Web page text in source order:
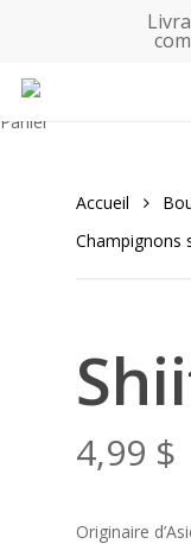
main
Panier
Accueil
Champignons
4,99 $
Originaire